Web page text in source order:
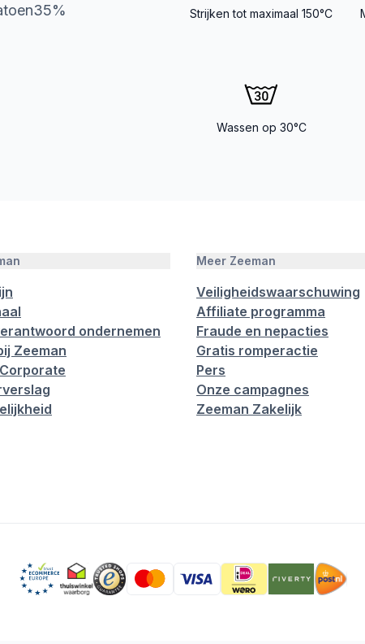
Strijken tot maximaal 150°C
Wassen op 30°C
ondernemen
Zeeman
Meer Zeeman
Veiligheidswaarschuwing
Affiliate programma
Fraude en nepacties
Gratis romperactie
Pers
Onze campagnes
Zeeman Zakelijk